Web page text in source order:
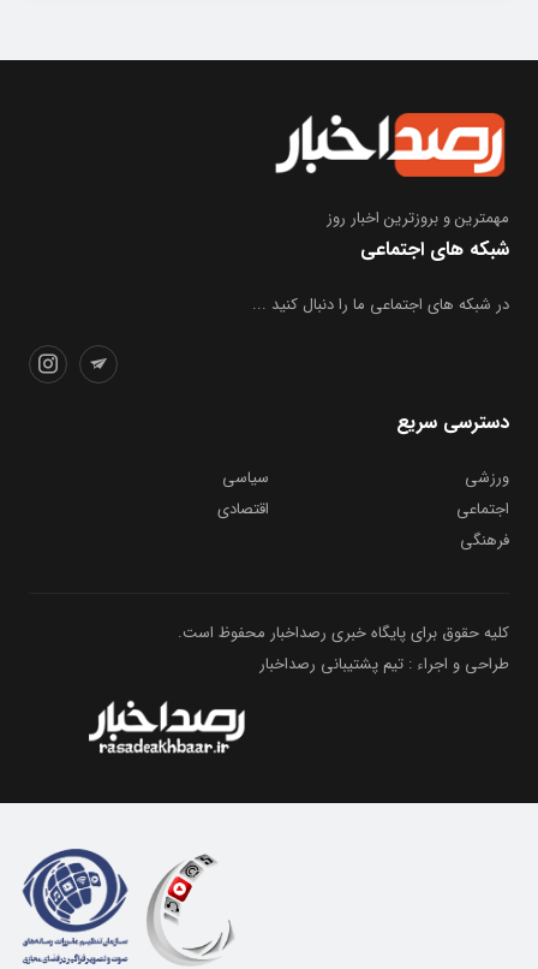
مهمترین و بروز‌ترین اخبار روز
شبکه های اجتماعی
در شبکه های اجتماعی ما را دنبال کنید ...
دسترسی سریع
ورزشی
سیاسی
اجتماعی
اقتصادی
فرهنگی
کلیه حقوق برای پایگاه خبری رصداخبار محفوظ است.
طراحی و اجراء : تیم پشتیبانی رصداخبار